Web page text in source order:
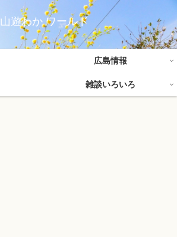
山遊わか ワールド
広島情報
雑談いろいろ